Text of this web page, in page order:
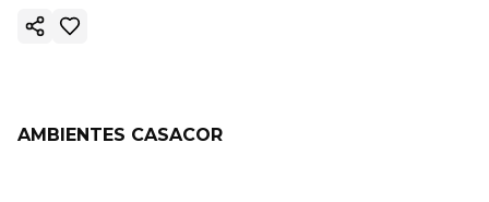
Copiar enlace
AMBIENTES CASACOR